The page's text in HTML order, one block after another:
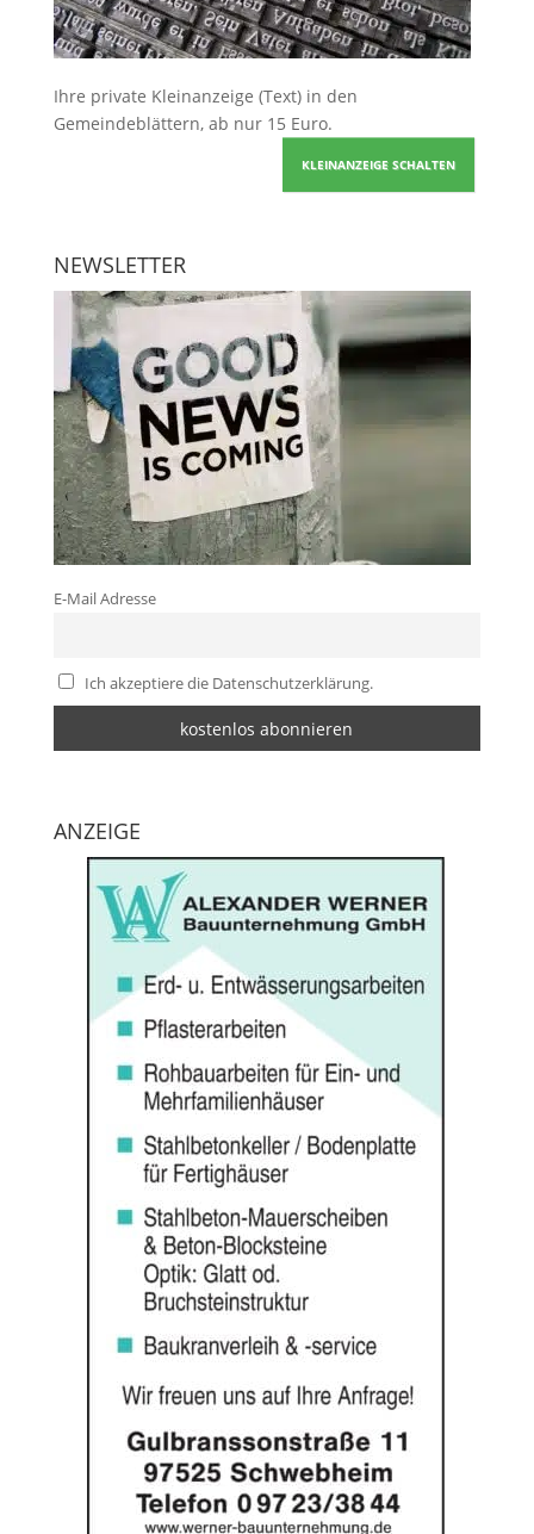
Ihre private Kleinanzeige (Text) in den
Gemeindeblättern, ab nur 15 Euro.
KLEINANZEIGE SCHALTEN
NEWSLETTER
E-Mail Adresse
Ich akzeptiere die Datenschutzerklärung.
ANZEIGE